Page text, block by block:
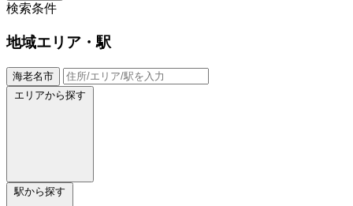
検索条件
地域エリア・駅
海老名市
エリアから探す
駅から探す